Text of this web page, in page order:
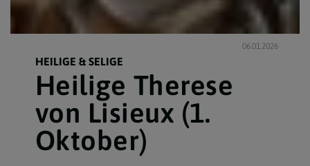
06.01.2026
HEILIGE & SELIGE
Heilige Therese
von Lisieux (1.
Oktober)